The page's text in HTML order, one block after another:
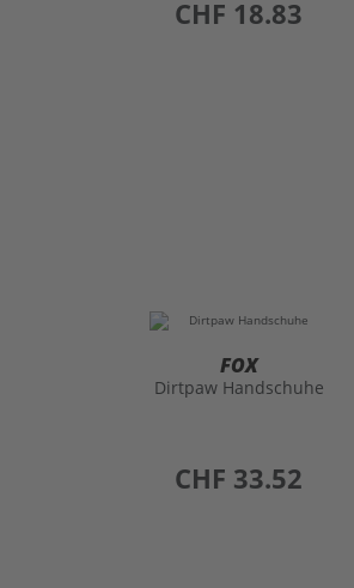
preis
CHF 18.83
FOX
Dirtpaw Handschuhe
preis
CHF 33.52